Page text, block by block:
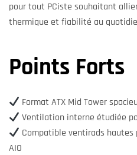
pour tout PCiste souhaitant
thermique et fiabilité au
Points Forts
Format ATX Mid Tower
Ventilation interne étudiée
Compatible ventirads
AIO